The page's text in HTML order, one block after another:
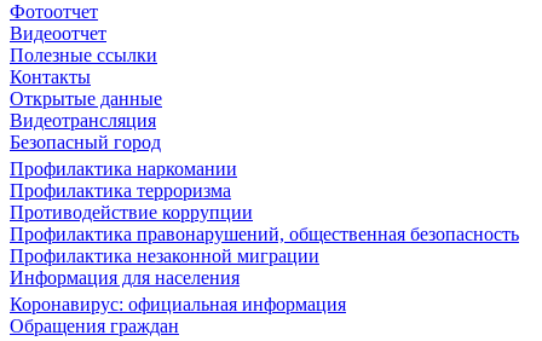
Фотоотчет
Видеоотчет
Полезные ссылки
Контакты
Открытые данные
Видеотрансляция
Безопасный город
Профилактика наркомании
Профилактика терроризма
Противодействие коррупции
Профилактика правонарушений, общественная безопасность
Профилактика незаконной миграции
Информация для населения
Коронавирус: официальная информация
Обращения граждан